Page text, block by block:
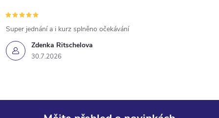
Zdenka Ritschelova
30.7.2026
Super jednání a i kurz splněno očekávání